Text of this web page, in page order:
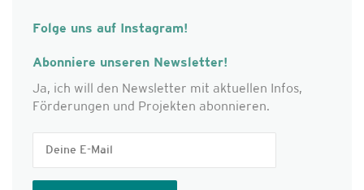
Folge uns auf Instagram!
Abonniere unseren Newsletter!
Ja, ich will den Newsletter mit aktuellen Infos,
Förderungen und Projekten abonnieren.